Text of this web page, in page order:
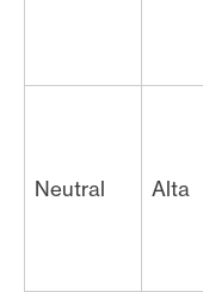
Neutral Alta